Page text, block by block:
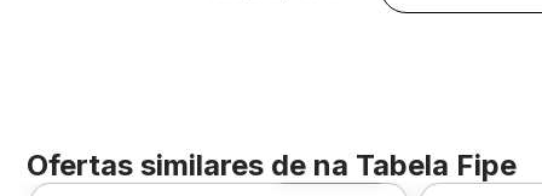
Ofertas similares de na Tabela Fipe
Foto 360º